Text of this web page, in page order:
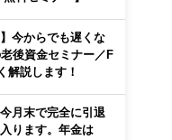
今からでも遅くな
後資金セミナー／F
解説します！
月末で完全に引退
ります。年金は